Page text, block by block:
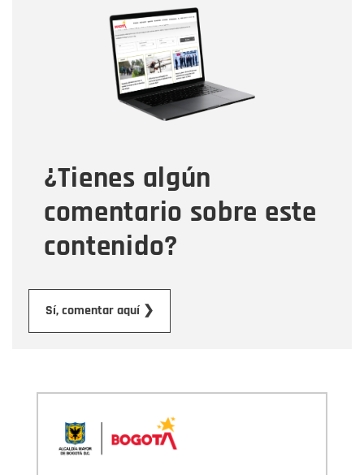
¿Tienes algún
comentario sobre este
contenido?
Sí, comentar aquí ❯
Correo electrónico
Tipo de comentario
Mensaje